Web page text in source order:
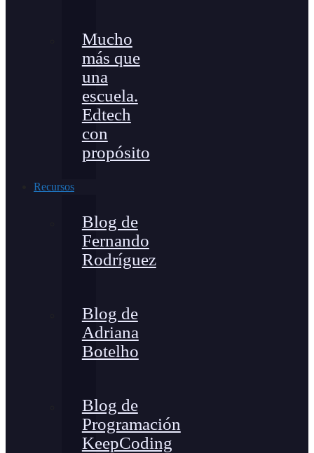
Mucho
más que
una
escuela.
Edtech
con
propósito
Recursos
Blog de
Fernando
Rodríguez
Blog de
Adriana
Botelho
Blog de
Programación
KeepCoding